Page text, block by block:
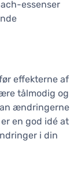
essenser
effekterne af
tålmodig og
ændringerne
en god idé at
i din